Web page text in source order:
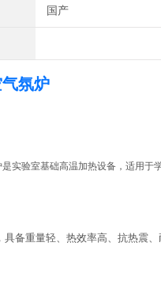
国产
氛炉
实验室基础高温加热设备，适用于
膛，具备重量轻、热效率高、